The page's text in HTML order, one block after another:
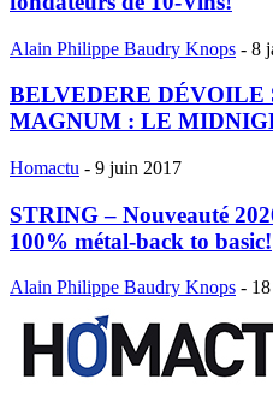
Alain Philippe Baudry Knops - 8
BELVEDERE DÉVOILE
MAGNUM : LE
Homactu - 9 juin 2017
STRING – Nouveauté
100% métal-back to basic!
Alain Philippe Baudry Knops -